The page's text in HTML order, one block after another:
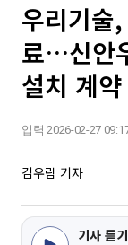
우리기술
료…신안
설치 계
입력 2026-02-27
김우람 기자
기사 듣기